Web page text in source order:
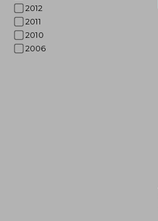
2012
2011
2010
2006